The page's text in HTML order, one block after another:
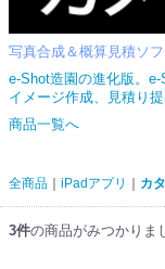
写真合成＆概算見積ソ
e-Shot造園の進化版。
イメージ作成、見積り
商品一覧へ
全商品 iPadアプリ カ
3件の商品がみつかりま